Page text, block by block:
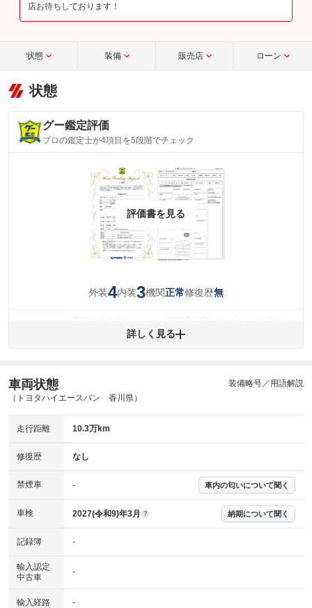
店お待ちしております！
状態 装備 販売店 ローン
状態
グー鑑定評価
プロの鑑定士が4項目を5段階でチェック
評価書を見る
外装4内装3機関正常修復歴無
コミが残っています。
(内装状態)
機関 主要機関に不具合はありません。
修復歴 詳細は鑑定書をご確認ください。
※グー鑑定は保証サービスではございません。購入時は必ず現車をご確認
※実際にお渡しするコンディションチェックシートにつきましては、形式
※グー鑑定の評価はあくまでも記載している鑑定日の鑑定結果となりま
す。車両情報等の詳細は各販売店へお問い合わせ下さい。
詳しく見る
車両状態
（トヨタハイエースバン 香川県）
装備略号／用語解説
走行距離 10.3万km
修復歴 なし
禁煙車 - 車内の匂いについて聞く
車検 2027(令和9)年3月 ? 納期について聞く
記録簿 -
輸入認定
中古車
-
輸入経路 -